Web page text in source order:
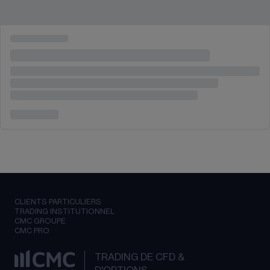
CLIENTS PARTICULIERS
TRADING INSTITUTIONNEL
CMC GROUPE
CMC PRO
TRADING DE CFD &